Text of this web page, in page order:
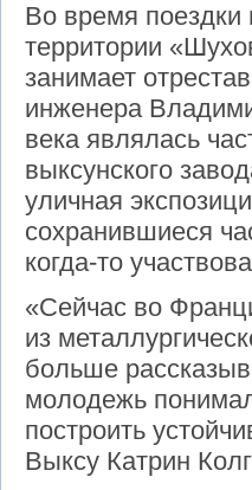
Во время
территории
занимает
инженера
века являлась
выксунского
уличная
сохранившиеся
когда-то
«Сейчас во
из
больше
молодежь
построить
Выксу Катрин